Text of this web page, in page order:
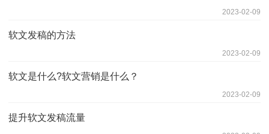
2023-02-09
软文发稿的方法
2023-02-09
软文是什么?软文营销是什么？
2023-02-09
提升软文发稿流量